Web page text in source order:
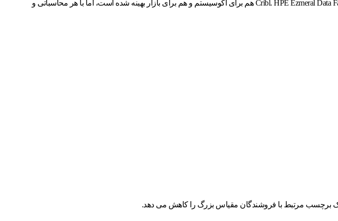
بازار HPE GreenLake دسترسی به ابزارهای شریک تایید شده را فراهم می کند،مانند NVIDIA، Pepperdata و Cribl. HPE Ezmeral Data Fabric هم برای اکوسیستم و هم برای بازار بهینه شده است، اما با هر محاسباتی و
برچسب مرتبط با فروشندگان مقیاس بزرگ را کاهش می دهد.